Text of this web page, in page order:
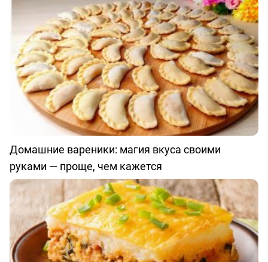
Домашние вареники: магия вкуса своими
руками — проще, чем кажется